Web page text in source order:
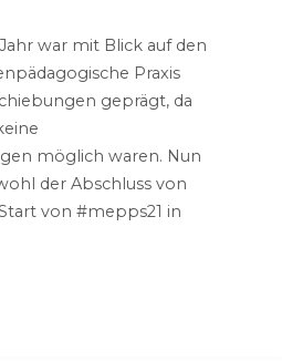
war mit Blick auf den
Praxis
geprägt, da
möglich waren. Nun
der Abschluss von
von #mepps21 in